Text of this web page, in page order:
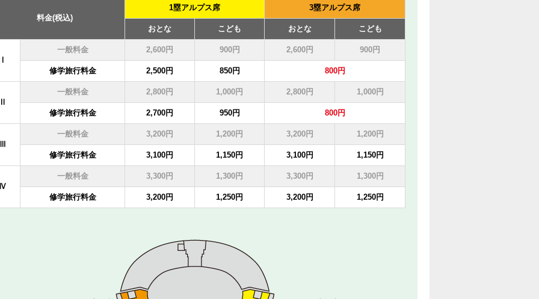
料金(税込)
1塁アルプス席 3塁アルプス席
おとな こども おとな こども
一般料金 2,600円 900円 2,600円 900円
修学旅行料金 2,500円 850円 800円
一般料金 2,800円 1,000円 2,800円 1,000円
修学旅行料金 2,700円 950円 800円
一般料金 3,200円 1,200円 3,200円 1,200円
修学旅行料金 3,100円 1,150円 3,100円 1,150円
一般料金 3,300円 1,300円 3,300円 1,300円
修学旅行料金 3,200円 1,250円 3,200円 1,250円